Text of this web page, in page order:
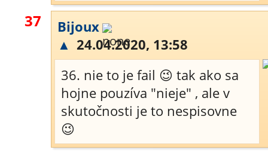
37
Bijoux
▲ 24.04.2020, 13:58
36. nie to je fail 😉 tak ako sa
hojne pouzíva "nieje" , ale v
skutočnosti je to nespisovne
😉